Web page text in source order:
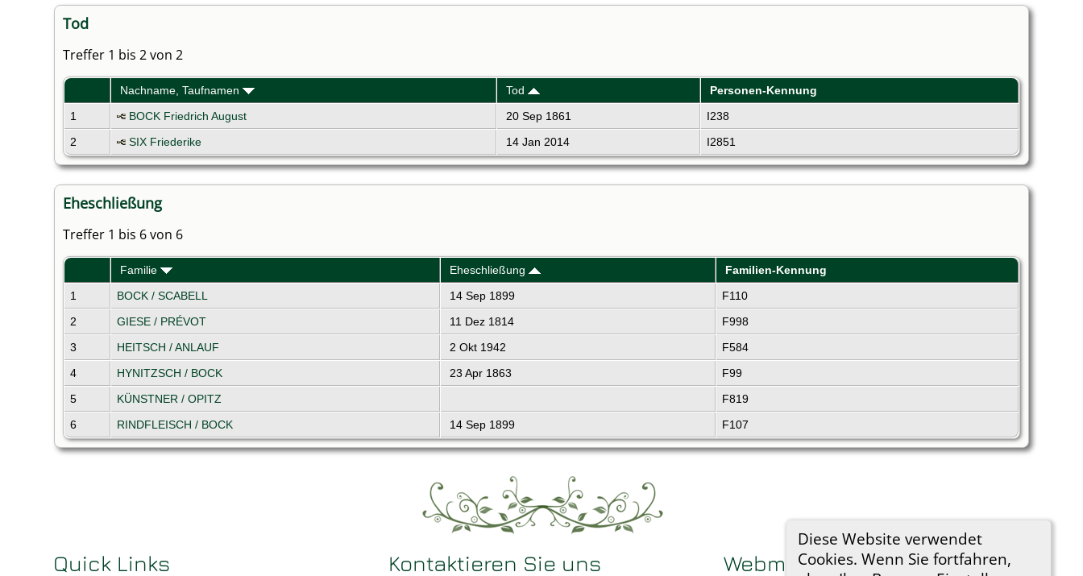
Diese Website verwendet
Cookies. Wenn Sie fortfahren,
Tod
Treffer 1 bis 2 von 2
Nachname, Taufnamen Tod
Personen-Kennung
1
BOCK Friedrich August 20 Sep 1861
I238
2
SIX Friederike 14 Jan 2014 I2851
Eheschließung
Treffer 1 bis 6 von 6
Familie Eheschließung
Familien-Kennung
1
BOCK / SCABELL 14 Sep 1899
F110
2
GIESE / PRÉVOT 11 Dez 1814
F998
3
HEITSCH / ANLAUF 2 Okt 1942
F584
4
HYNITZSCH / BOCK 23 Apr 1863
F99
5
KÜNSTNER / OPITZ
F819
6
RINDFLEISCH / BOCK 14 Sep 1899 F107
Quick Links Kontaktieren Sie uns Webmaster - Nachricht